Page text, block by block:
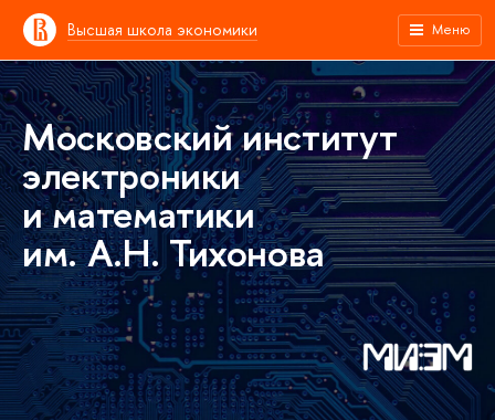
Высшая школа экономики Меню
Московский институт
электроники
и математики
им. А.Н. Тихонова